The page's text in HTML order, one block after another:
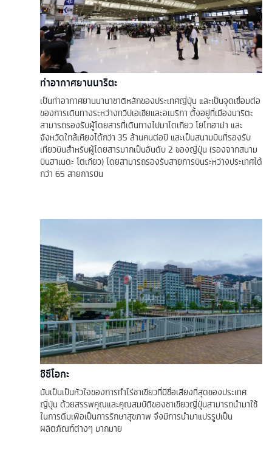
ท่าอากาศยานนาริตะ
เป็นท่าอากาศยานนานาชาติหลักของประเทศญี่ปุ่น และเป็นจุดเชื่อมต่อ
ของการเดินทางระหว่างทวีปเอเชียและอเมริกา ตั้งอยู่ที่เมืองนาริตะ
สามารถรองรับผู้โดยสารที่เดินทางไปมาโตเกียว โยโกฮาม่า และ
จังหวัดใกล้เคียงได้กว่า 35 ล้านคนต่อปี และเป็นสนามบินที่รองรับ
เที่ยวบินสำหรับผู้โดยสารมากเป็นอันดับ 2 ของญี่ปุ่น (รองจากสนาม
บินฮาเนดะ โตเกียว) โดยสามารถรองรับสายการบินระหว่างประเทศได้
กว่า 65 สายการบิน
ชิซึโอกะ
นับเป็นเป็นหัวใจของการทำไร่ชาเขียวที่มีชื่อเสียงที่สุดของประเทศ
ญี่ปุ่น ด้วยสรรพคุณและคุณสมบัติของชาเขียวญี่ปุ่นสามารถนำมาใช้
ในการดื่มเพื่อเป็นการรักษาสุขภาพ จึงมีการนำมาแปรรูปเป็น
ผลิตภัณฑ์ต่างๆ มากมาย